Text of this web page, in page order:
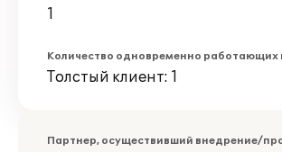
1
Количество одновременно работающих
Толстый клиент: 1
Партнер, осуществивший внедрение/